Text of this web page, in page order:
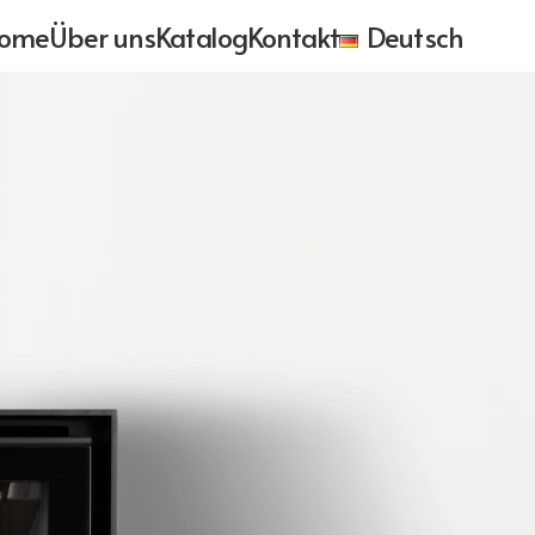
Über unsKatalogKontakt Deutsch